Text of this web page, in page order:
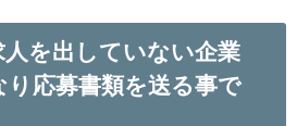
人を出していない企業
り応募書類を送る事で